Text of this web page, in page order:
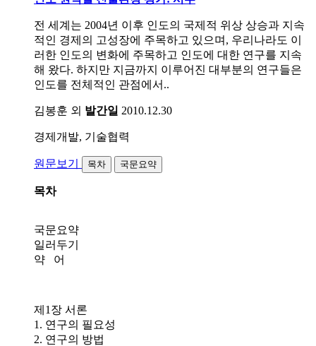
전 세계는 2004년 이후 인도의 국제적 위상 상승과 지속
적인 경제의 고성장에 주목하고 있으며, 우리나라도 이
러한 인도의 변화에 주목하고 인도에 대한 연구를 지속
해 왔다. 하지만 지금까지 이루어진 대부분의 연구들은
인도를 전체적인 관점에서..
김봉훈 외 발간일 2010.12.30
경제개발, 기술협력
원문보기 목차 국문요약
목차
국문요약
일러두기
약 어
제1장 서론
1. 연구의 필요성
2. 연구의 방법